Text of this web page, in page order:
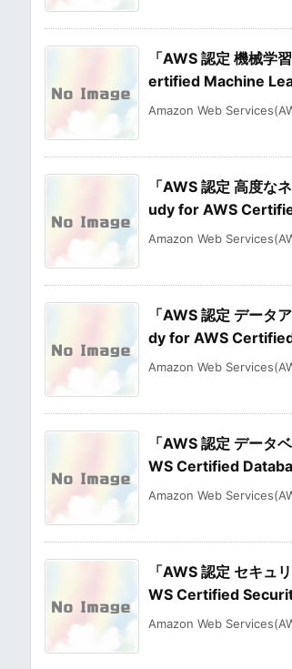
「AWS 認定 機械学
ertified Machine
Amazon Web
「AWS 認定 高度な
udy for AWS
Amazon Web
「AWS 認定 データ
dy for AWS
Amazon Web
「AWS 認定 データ
WS Certified
Amazon Web
「AWS 認定 セキュ
WS Certified
Amazon Web